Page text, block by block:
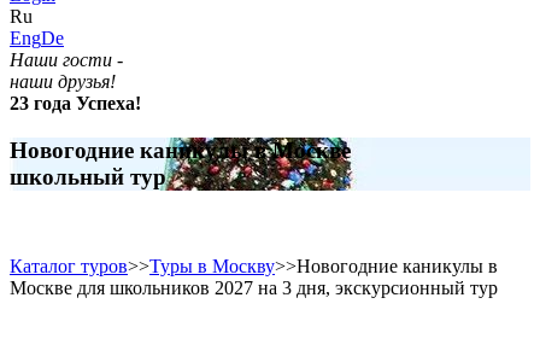
Ru
EngDe
Наши гости -
наши друзья!
23 года Успеха!
Новогодние каникулы в Москве
школьный тур
Каталог туров>>Туры в Москву>>Новогодние каникулы в
Москве для школьников 2027 на 3 дня, экскурсионный тур